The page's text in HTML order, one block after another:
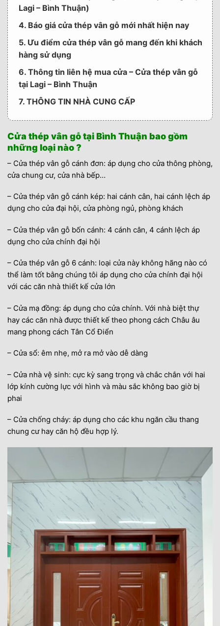
Lagi – Bình Thuận)
4. Báo giá cửa thép vân gỗ mới nhất hiện nay
5. Ưu điểm cửa thép vân gỗ mang đến khi khách
hàng sử dụng
6. Thông tin liên hệ mua cửa – Cửa thép vân gỗ
tại Lagi – Bình Thuận
7. THÔNG TIN NHÀ CUNG CẤP
Cửa thép vân gỗ tại Bình Thuận bao gồm
những loại nào ?
– Cửa thép vân gỗ cánh đơn: áp dụng cho cửa thông phòng,
cửa chung cư, cửa nhà bếp…
– Cửa thép vân gỗ cánh kép: hai cánh cân, hai cánh lệch áp
dụng cho cửa đại hội, cửa phòng ngủ, phòng khách
– Cửa thép vân gỗ bốn cánh: 4 cánh cân, 4 cánh lệch áp
dụng cho cửa chính đại hội
– Cửa thép vân gỗ 6 cánh: loại cửa này không hãng nào có
thể làm tốt bằng chúng tôi áp dụng cho cửa chính đại hội
với các căn nhà thiết kế cửa lớn
– Cửa mạ đồng: áp dụng cho cửa chính. Với nhà biệt thự
hay các căn nhà được thiết kế theo phong cách Châu âu
mang phong cách Tân Cổ Điển
– Cửa sổ: êm nhẹ, mở ra mở vào dễ dàng
– Cửa nhà vệ sinh: cực kỳ sang trọng và chắc chắn với hai
lớp kính cường lực với hình và màu sắc không bao giờ bị
phai
– Cửa chống cháy: áp dụng cho các khu ngăn cầu thang
chung cư hay căn hộ đều hợp lý.